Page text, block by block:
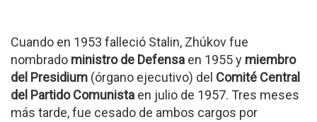
Cuando en 1953 falleció Stalin, Zhúkov fue
nombrado ministro de Defensa en 1955 y miembro
del Presidium (órgano ejecutivo) del Comité Central
del Partido Comunista en julio de 1957. Tres meses
más tarde, fue cesado de ambos cargos por